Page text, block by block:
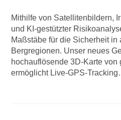
Mithilfe von Satellitenbildern,
und KI-gestützter
Maßstäbe für die Sicherheit in
Bergregionen. Unser neues
hochauflösende 3D-Karte von
ermöglicht Live-GPS-